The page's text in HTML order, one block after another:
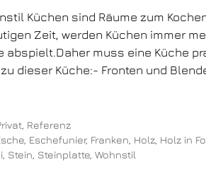
Küchen sind Räume zum
Zeit, werden Küchen immer
abspielt.Daher muss eine Küche
dieser Küche:- Fronten und
, Referenz
, Eschefunier, Franken Holz, Holz in
Stein Steinplatte Wohnstil